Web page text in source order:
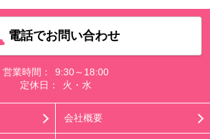
電話でお問い合わせ
営業時間：
9:30～18:00
定休日：
火・水
会社概要